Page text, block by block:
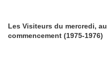
Les Visiteurs du mercredi, au
commencement (1975-1976)